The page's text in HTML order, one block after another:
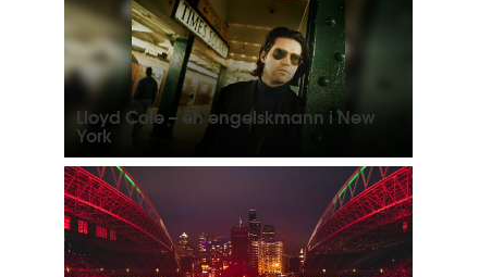
Lloyd Cole – en engelskmann i New
York